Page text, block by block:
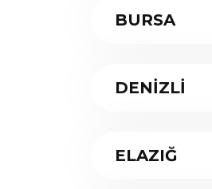
BURSA
DENİZLİ
ELAZIĞ